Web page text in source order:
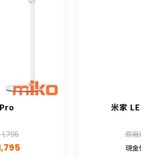
米家
原廠
現金